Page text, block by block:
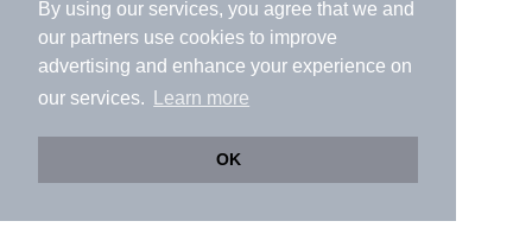
By using our services, you agree that we and
our partners use cookies to improve
advertising and enhance your experience on
our services.
Learn more
OK
より使いやすくなった
アプリで物件探ししませんか？
サクサク動く地図で物件検索
【リフォームR7年10月】周辺環境充実
■南西向きで日当たり・通風良好 光熱費の節約になりますね
■宅配ボックス付で不在でも安心です
・食洗機付きなので毎日の洗い物も時短になりますね
詳細を見る